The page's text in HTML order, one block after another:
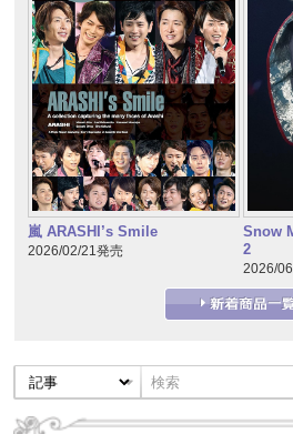
嵐 ARASHI’s Smile
2026/02/21発売
Snow
2
2026/